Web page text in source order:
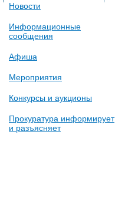
Новости
Информационные
сообщения
Афиша
Мероприятия
Конкурсы и аукционы
Прокуратура информирует
и разъясняет